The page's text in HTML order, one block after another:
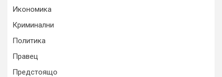
Икономика
Криминални
Политика
Правец
Предстоящо